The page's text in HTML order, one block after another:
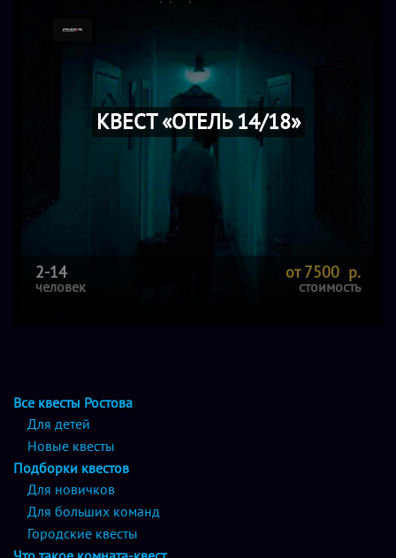
КВЕСТ «ОТЕЛЬ 14/18»
2-14
человек
от 7500 р.
стоимость
Все квесты Ростова
Для детей
Новые квесты
Подборки квестов
Для новичков
Для больших команд
Городские квесты